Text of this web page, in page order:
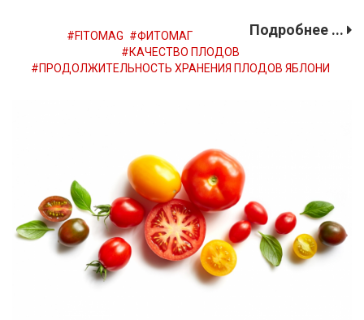
Подробнее ...
FITOMAG
ФИТОМАГ
КАЧЕСТВО ПЛОДОВ
ПРОДОЛЖИТЕЛЬНОСТЬ ХРАНЕНИЯ ПЛОДОВ ЯБЛОНИ